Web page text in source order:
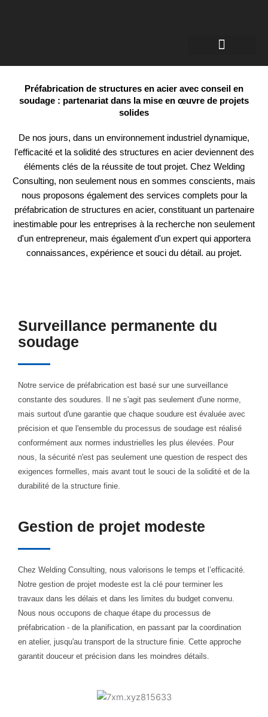
Préfabrication de structures en acier avec conseil en
soudage : partenariat dans la mise en œuvre de projets
solides
De nos jours, dans un environnement industriel dynamique,
l’efficacité et la solidité des structures en acier deviennent des
éléments clés de la réussite de tout projet. Chez Welding
Consulting, non seulement nous en sommes conscients, mais
nous proposons également des services complets pour la
préfabrication de structures en acier, constituant un partenaire
inestimable pour les entreprises à la recherche non seulement
d'un entrepreneur, mais également d'un expert qui apportera
connaissances, expérience et souci du détail. au projet.
Surveillance permanente du
soudage
Notre service de préfabrication est basé sur une surveillance
constante des soudures. Il ne s'agit pas seulement d'une norme,
mais surtout d'une garantie que chaque soudure est évaluée avec
précision et que l'ensemble du processus de soudage est réalisé
conformément aux normes industrielles les plus élevées. Pour
nous, la sécurité n'est pas seulement une question de respect des
exigences formelles, mais avant tout le souci de la solidité et de la
durabilité de la structure finie.
Gestion de projet modeste
Chez Welding Consulting, nous valorisons le temps et l’efficacité.
Notre gestion de projet modeste est la clé pour terminer les
travaux dans les délais et dans les limites du budget convenu.
Nous nous occupons de chaque étape du processus de
préfabrication - de la planification, en passant par la coordination
en atelier, jusqu'au transport de la structure finie. Cette approche
garantit douceur et précision dans les moindres détails.